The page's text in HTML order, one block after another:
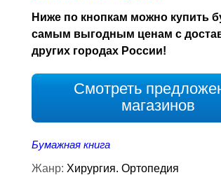
Ниже по кнопкам можно купить
самым выгодным ценам с
других городах России!
Смотреть
магазинов
Бумажная книга
Жанр: Хирургия. Ортопедия